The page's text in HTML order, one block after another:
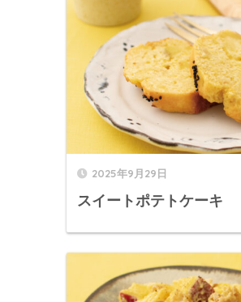
2025年9月29日
スイートポテトケーキ